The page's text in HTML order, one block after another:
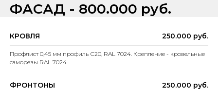
ФАСАД - 800.000 руб.
КРОВЛЯ 250.000 руб.
Профлист 0,45 мм профиль С20, RAL 7024. Крепление - кровельные
саморезы RAL 7024.
ФРОНТОНЫ 250.000 руб.